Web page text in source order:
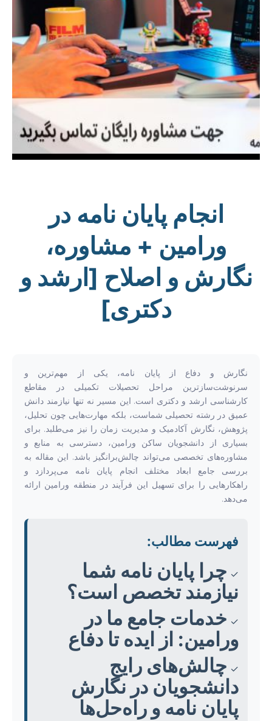
انجام پایان نامه در
ورامین + مشاوره،
نگارش و اصلاح [ارشد و
دکتری]
نگارش و دفاع از پایان نامه، یکی از مهم‌ترین و
سرنوشت‌سازترین مراحل تحصیلات تکمیلی در مقاطع
کارشناسی ارشد و دکتری است. این مسیر نه تنها نیازمند دانش
عمیق در رشته تحصیلی شماست، بلکه مهارت‌هایی چون تحلیل،
پژوهش، نگارش آکادمیک و مدیریت زمان را نیز می‌طلبد. برای
بسیاری از دانشجویان ساکن ورامین، دسترسی به منابع و
مشاوره‌های تخصصی می‌تواند چالش‌برانگیز باشد. این مقاله به
بررسی جامع ابعاد مختلف انجام پایان نامه می‌پردازد و
راهکارهایی را برای تسهیل این فرآیند در منطقه ورامین ارائه
می‌دهد.
فهرست مطالب:
✓ چرا پایان نامه شما
نیازمند تخصص است؟
✓ خدمات جامع ما در
ورامین: از ایده تا دفاع
✓ چالش‌های رایج
دانشجویان در نگارش
پایان نامه و راه‌حل‌ها